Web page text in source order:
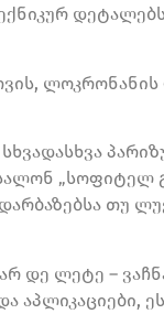
სხვადასხვა
„სოფიტელ
თუ
დე ლეტე –
აპლიკაციები,